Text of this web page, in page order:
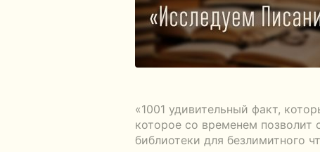
«1001 удивительный факт,
которое со временем позволит
библиотеки для безлимитного